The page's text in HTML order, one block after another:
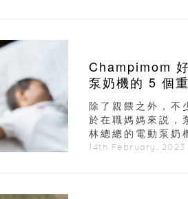
Champimom
泵奶機的 5 個
除了親餵之外，不
於在職媽媽來説，
林總總的電動泵奶
奶，不少媽媽都
14th February, 2023